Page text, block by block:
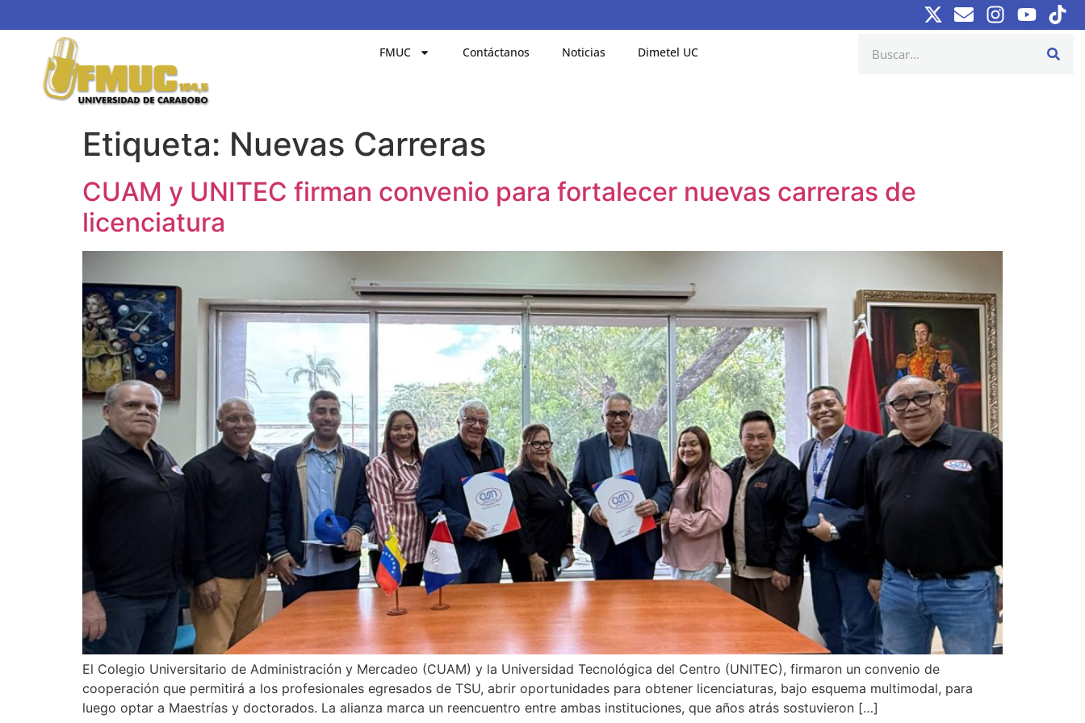
FMUC Contáctanos Noticias Dimetel UC
Etiqueta: Nuevas Carreras
CUAM y UNITEC firman convenio para fortalecer nuevas carreras de
licenciatura
El Colegio Universitario de Administración y Mercadeo (CUAM) y la Universidad Tecnológica del Centro (UNITEC), firmaron un convenio de
cooperación que permitirá a los profesionales egresados de TSU, abrir oportunidades para obtener licenciaturas, bajo esquema multimodal, para
luego optar a Maestrías y doctorados. La alianza marca un reencuentro entre ambas instituciones, que años atrás sostuvieron […]